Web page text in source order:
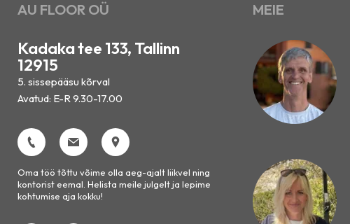
AU FLOOR OÜ
Kadaka tee 133, Tallinn
12915
5. sissepääsu kõrval
Avatud: E-R 9.30-17.00
Oma töö tõttu võime olla aeg-ajalt liikvel ning
kontorist eemal. Helista meile julgelt ja lepime
kohtumise aja kokku!
MEIE